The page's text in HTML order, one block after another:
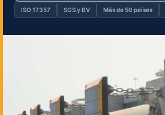
ISO 17357 SGS y BV Más de 50 países